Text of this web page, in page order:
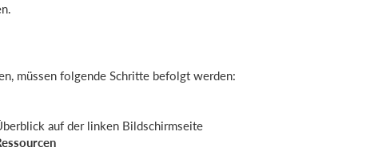
müssen folgende Schritte befolgt werden:
auf der linken Bildschirmseite